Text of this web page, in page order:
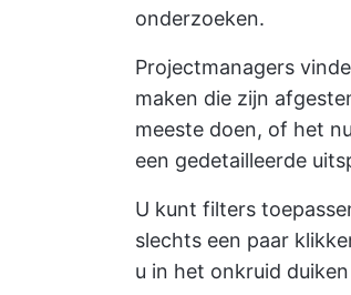
onderzoeken.
Projectmanagers
maken die zijn
meeste doen, of het
een gedetailleerde
U kunt filters
slechts een paar
u in het onkruid